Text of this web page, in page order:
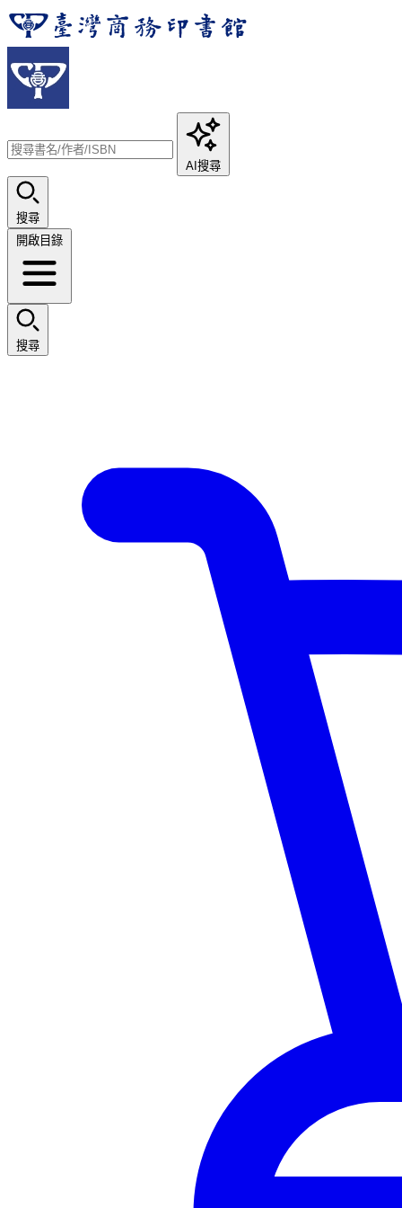
AI搜尋
搜尋
開啟目錄
搜尋